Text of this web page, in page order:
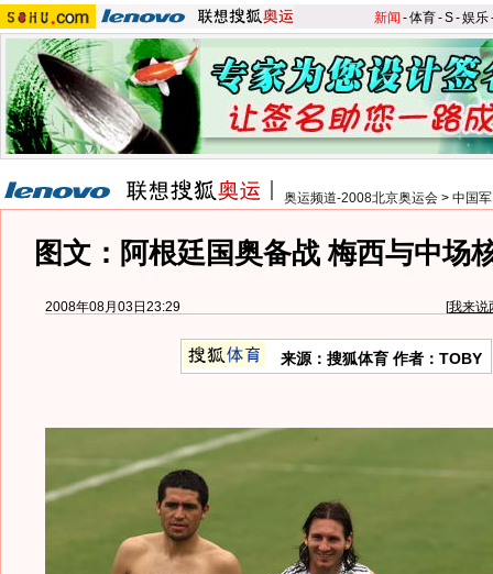
新闻 -体育-S-娱乐
奥运频道-2008北京奥运会 > 中国
图文：阿根廷国奥备战 梅西与中场
2008年08月03日23:29 [我来说
来源：搜狐体育 作者：TOBY